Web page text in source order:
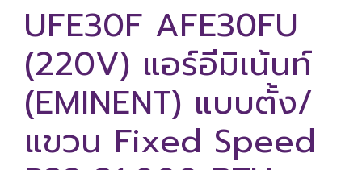
UFE30F AFE30FU
(220V) แอร์อีมิเน้นท์
(EMINENT) แบบตั้ง/
แขวน Fixed Speed